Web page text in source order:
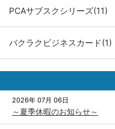
PCAサブスクシリーズ(11)
バクラクビジネスカード(1)
2026年 07月 06日
～夏季休暇のお知らせ～